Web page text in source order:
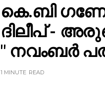
കെ.ബി
ദിലീപ് -
" നവംബർ
1 MINUTE READ